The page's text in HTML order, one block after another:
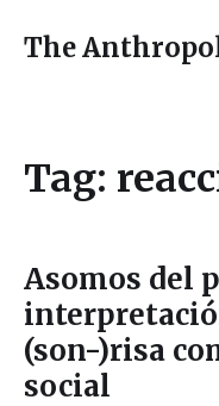
The
Tag:
Asomos del
(son-)risa
social